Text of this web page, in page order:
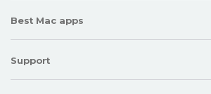
Best Mac apps
Support